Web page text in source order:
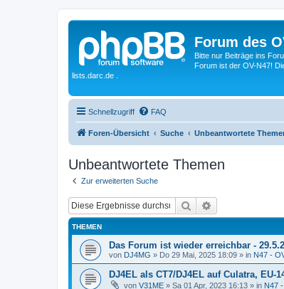
Forum des
Bitte nur Beiträge ins
Forum ist der OV-N47!
lists.darc.de .
Schnellzugriff FAQ
Foren-Übersicht Suche Unbeantwortete
Unbeantwortete Themen
Zur erweiterten Suche
Suche
THEMEN
Das Forum ist wieder erreichbar -
von DJ4MG » Do 29 Mai, 2025 18:09 » in N47 -
DJ4EL als CT7/DJ4EL auf Culatra, EU-
von V31ME » Sa 01 Apr, 2023 16:13 » in N47